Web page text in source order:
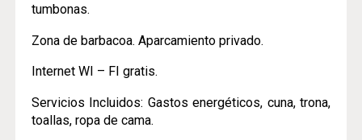
tumbonas.
Zona de barbacoa. Aparcamiento privado.
Internet WI – FI gratis.
Servicios Incluidos: Gastos energéticos, cuna, trona,
toallas, ropa de cama.